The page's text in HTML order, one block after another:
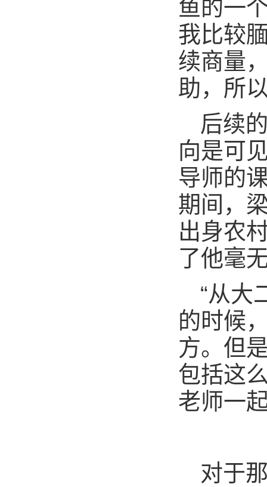
鱼的一
我比较
续商量
助，所
后续
向是可
导师的
期间，
出身农
了他毫
“从大
的时候
方。但
包括这
老师一
对于